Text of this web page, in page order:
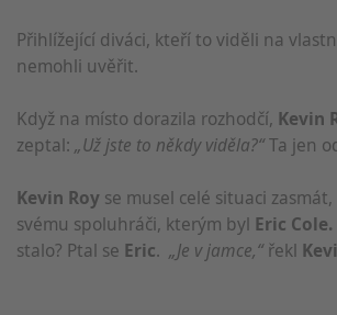
Přihlížející diváci, kteří to viděli na
nemohli uvěřit.
Když na místo dorazila rozhodčí, Kevin
zeptal: „Už jste to někdy viděla?“Ta jen
Kevin Roy se musel celé situaci
svému spoluhráči, kterým byl Eric Cole.
stalo? Ptal se Eric. „Je v jamce,“řekl